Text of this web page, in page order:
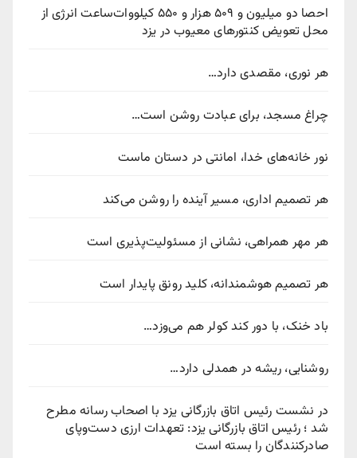
احصا دو میلیون و ۵۰۹ هزار و ۵۵۰ کیلووات‌ساعت انرژی از
محل تعویض کنتورهای معیوب در یزد
هر نوری، مقصدی دارد…
چراغ مسجد، برای عبادت روشن است…
نور خانه‌های خدا، امانتی در دستان ماست
هر تصمیم اداری، مسیر آینده را روشن می‌کند
هر مهر همراهی، نشانی از مسئولیت‌پذیری است
هر تصمیم هوشمندانه، کلید رونق پایدار است
باد خنک، با دور کند کولر هم می‌وزد…
روشنایی، ریشه در همدلی دارد…
در نشست رئیس اتاق بازرگانی یزد با اصحاب رسانه مطرح
شد ؛ رئیس اتاق بازرگانی یزد: تعهدات ارزی دست‌وپای
صادرکنندگان را بسته است